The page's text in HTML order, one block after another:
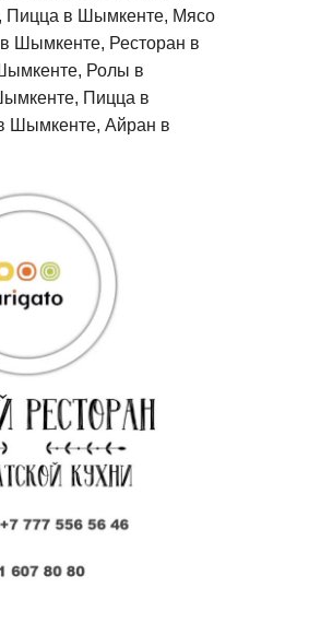
в Шымкенте, Мясо
Шымкенте, Ресторан в
Ролы в
Пицца в
Шымкенте, Айран в